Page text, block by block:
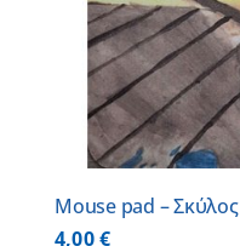
Mouse pad –
4,00€